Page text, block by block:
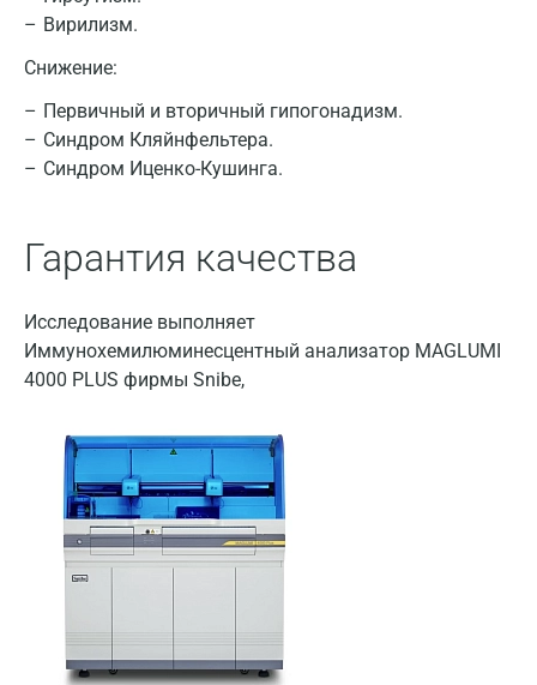
Вирилизм.
Снижение:
Первичный и вторичный гипогонадизм.
Синдром Кляйнфельтера.
Синдром Иценко-Кушинга.
Гарантия качества
Исследование выполняет
Иммунохемилюминесцентный анализатор MAGLUMI
4000 PLUS фирмы Snibe,
Санкт-Петербург
Нижний Новгород
Казань
Альметьевск
Армавир
Балашиха
Барнаул
Брянск
Великий Новгород
Видное
Владимир
Волжский